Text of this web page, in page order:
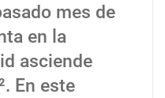
mes de
en la
asciende
En este